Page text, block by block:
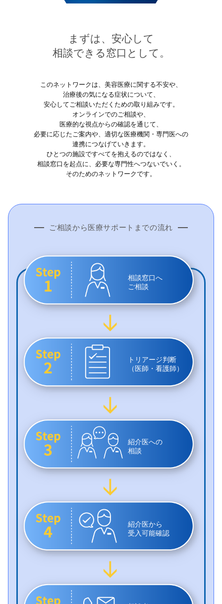
まずは、安心して
相談できる窓口として。
このネットワークは、美容医療に関する不安や、
治療後の気になる症状について、
安心してご相談いただくための取り組みです。
オンラインでのご相談や、
医療的な視点からの確認を通じて、
必要に応じたご案内や、適切な医療機関・専門医への
連携につなげていきます。
ひとつの施設ですべてを抱えるのではなく、
相談窓口を起点に、必要な専門性へつないでいく。
そのためのネットワークです。
ご相談から医療サポートまでの流れ
相談窓口へ
ご相談
トリアージ判断
（医師・看護師）
紹介医への
相談
紹介医から
受入可能確認